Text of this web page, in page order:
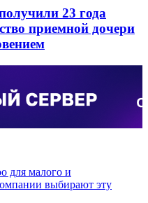
23 года
приемной дочери